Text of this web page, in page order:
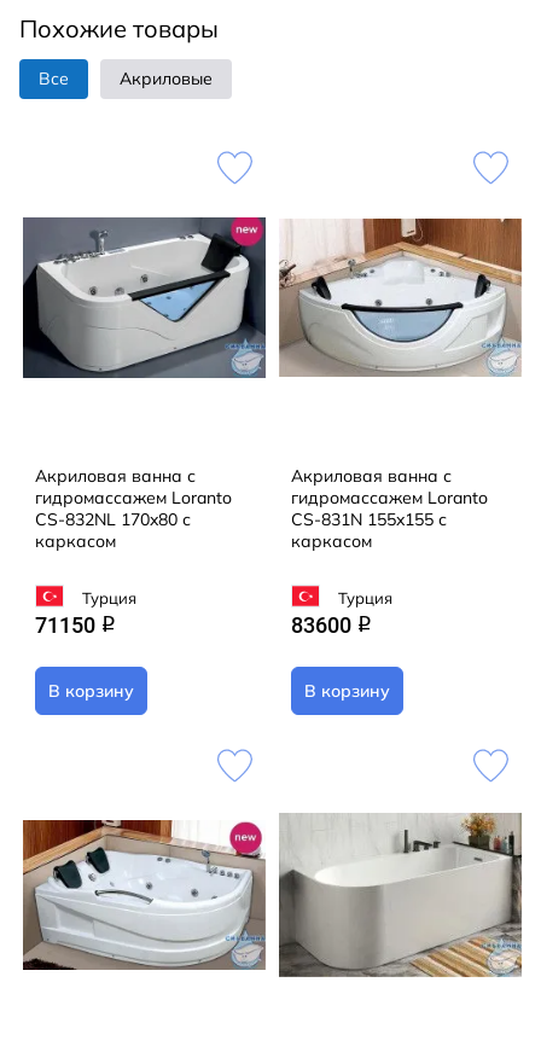
Похожие товары
Все Акриловые
Акриловая ванна с
гидромассажем Loranto
CS-832NL 170x80 с
каркасом
Турция
71150 q
В корзину
Акриловая ванна с
гидромассажем Loranto
CS-831N 155x155 с
каркасом
Турция
83600 q
В корзину